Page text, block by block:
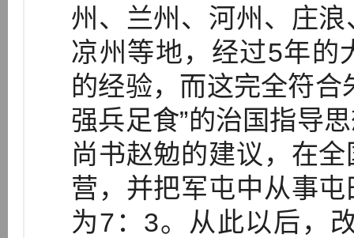
州、兰州、河州、庄
凉州等地，经过5年的
的经验，而这完全符合
强兵足食”的治国指导
尚书赵勉的建议，在
营，并把军屯中从事
为7：3。从此以后，